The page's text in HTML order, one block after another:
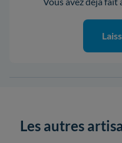
Les autres